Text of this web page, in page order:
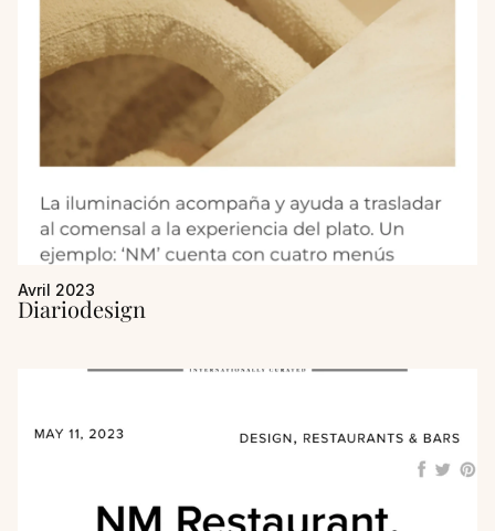
Avril 2023
Diariodesign